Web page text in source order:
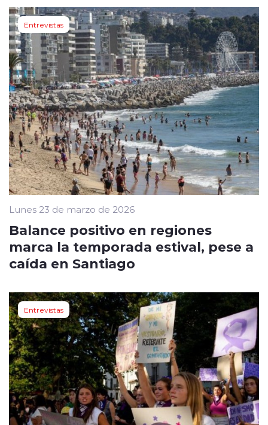
Entrevistas
Lunes 23 de marzo de 2026
Balance positivo en regiones
marca la temporada estival, pese a
caída en Santiago
Entrevistas